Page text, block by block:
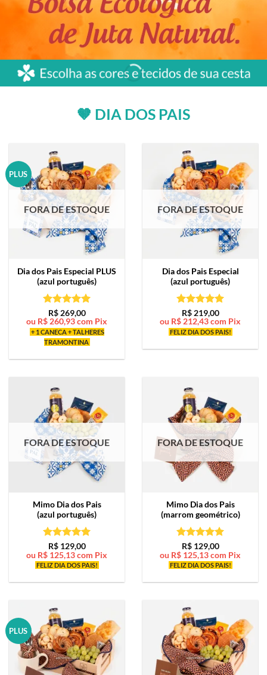
🤎 DIA DOS PAIS
PLUS
FORA DE ESTOQUE
Dia dos Pais Especial PLUS
(azul português)
Avaliação5
de 5
R$269,00
ou R$260,93com Pix
+ 1 CANECA + TALHERES
TRAMONTINA
FORA DE ESTOQUE
Dia dos Pais Especial
(azul português)
Avaliação5
de 5
R$219,00
ou R$212,43com Pix
FELIZ DIA DOS PAIS!
FORA DE ESTOQUE
Mimo Dia dos Pais
(azul português)
Avaliação5
de 5
R$129,00
ou R$ 125,13com Pix
FELIZ DIA DOS PAIS!
FORA DE ESTOQUE
Mimo Dia dos Pais
(marrom geométrico)
Avaliação5
de 5
R$129,00
ou R$ 125,13com Pix
FELIZ DIA DOS PAIS!
PLUS